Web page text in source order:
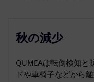
秋の減少
QUMEAは転倒検知と
ドや車椅子などから